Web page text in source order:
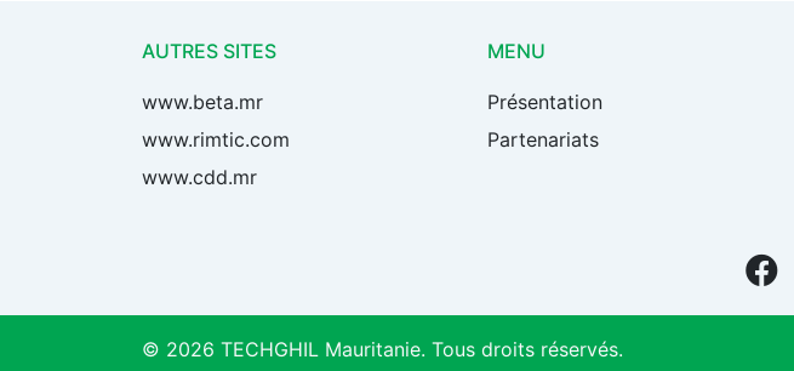
AUTRES SITES
www.beta.mr
www.rimtic.com
www.cdd.mr
MENU
Présentation
Partenariats
© 2026 TECHGHIL Mauritanie. Tous droits réservés.